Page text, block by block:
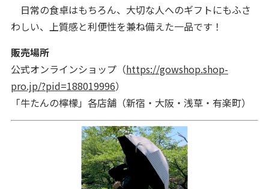
日常の食卓はもちろん、大切な人へのギフトにもふさ
わしい、上質感と利便性を兼ね備えた一品です！
販売場所
公式オンラインショップ（https://gowshop.shop-
pro.jp/?pid=188019996）
「牛たんの檸檬」各店舗（新宿・大阪・浅草・有楽町）